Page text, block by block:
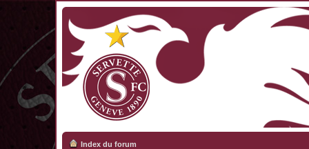
Index du forum